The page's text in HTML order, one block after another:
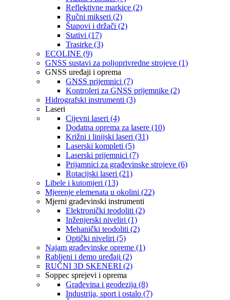
Reflektivne markice (2)
Ručni mikseri (2)
Štapovi i držači (2)
Stativi (17)
Trasirke (3)
ECOLINE (9)
GNSS sustavi za poljoprivredne strojeve (1)
GNSS uređaji i oprema
GNSS prijemnici (7)
Kontroleri za GNSS prijemnike (2)
Hidrografski instrumenti (3)
Laseri
Cijevni laseri (4)
Dodatna oprema za lasere (10)
Križni i linijski laseri (31)
Laserski kompleti (5)
Laserski prijemnici (7)
Prijamnici za građevinske strojeve (6)
Rotacijski laseri (21)
Libele i kutomjeri (13)
Mjerenje elemenata u okolini (22)
Mjerni građevinski instrumenti
Elektronički teodoliti (2)
Inženjerski niveliri (1)
Mehanički teodoliti (2)
Optički niveliri (5)
Najam građevinske opreme (1)
Rabljeni i demo uređaji (2)
RUČNI 3D SKENERI (2)
Soppec sprejevi i oprema
Građevina i geodezija (8)
Industrija, sport i ostalo (7)